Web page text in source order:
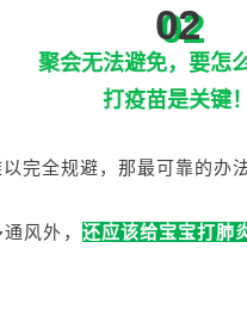
02
聚会无法避免，要怎
打疫苗是关键
完全规避，那最可靠的办
风外， 还应该给宝宝打肺